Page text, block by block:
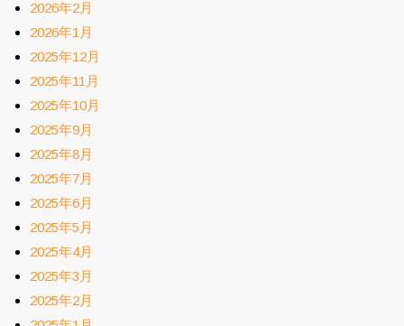
2026年2月
2026年1月
2025年12月
2025年11月
2025年10月
2025年9月
2025年8月
2025年7月
2025年6月
2025年5月
2025年4月
2025年3月
2025年2月